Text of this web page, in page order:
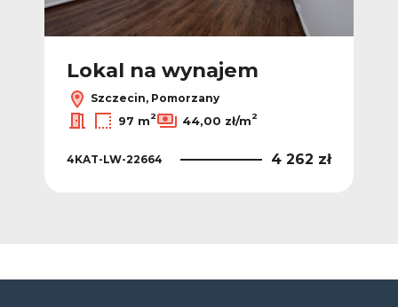
Lokal na wynajem
Szczecin, Pomorzany
97 m2 44,00 zł/m2
4KAT-LW-22664 4 262 zł